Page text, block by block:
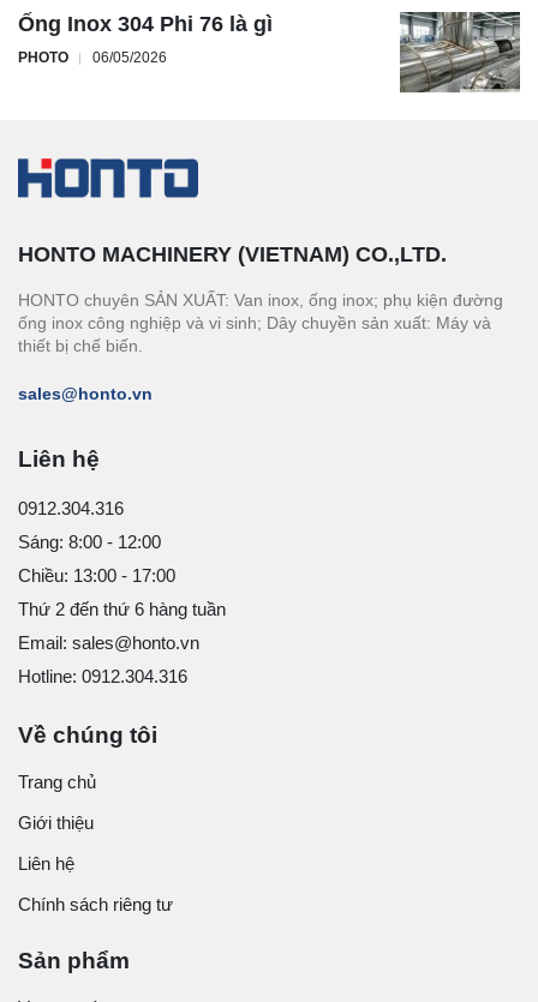
Ống Inox 304 Phi 76 là gì
PHOTO 06/05/2026
HONTO MACHINERY (VIETNAM) CO.,LTD.
HONTO chuyên SẢN XUẤT: Van inox, ống inox; phụ kiện đường
ống inox công nghiệp và vi sinh; Dây chuyền sản xuất: Máy và
thiết bị chế biến.
sales@honto.vn
Liên hệ
0912.304.316
Sáng: 8:00 - 12:00
Chiều: 13:00 - 17:00
Thứ 2 đến thứ 6 hàng tuần
Email: sales@honto.vn
Hotline: 0912.304.316
Về chúng tôi
Trang chủ
Giới thiệu
Liên hệ
Chính sách riêng tư
Sản phẩm